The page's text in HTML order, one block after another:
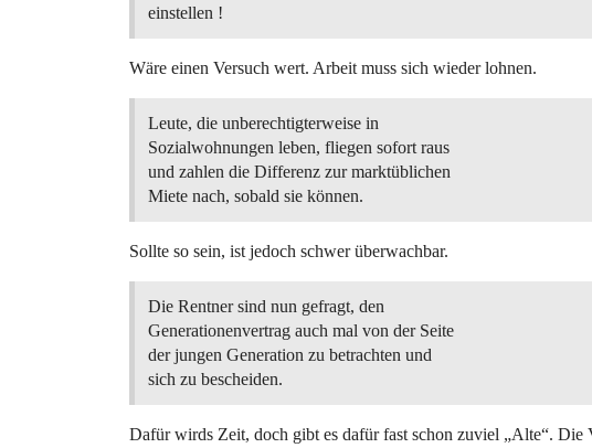
einstellen !
Wäre einen Versuch wert. Arbeit muss sich wieder lohnen.
Leute, die unberechtigterweise in
Sozialwohnungen leben, fliegen sofort raus
und zahlen die Differenz zur marktüblichen
Miete nach, sobald sie können.
Sollte so sein, ist jedoch schwer überwachbar.
Die Rentner sind nun gefragt, den
Generationenvertrag auch mal von der Seite
der jungen Generation zu betrachten und
sich zu bescheiden.
Dafür wirds Zeit, doch gibt es dafür fast schon zuviel „Alte“. Die